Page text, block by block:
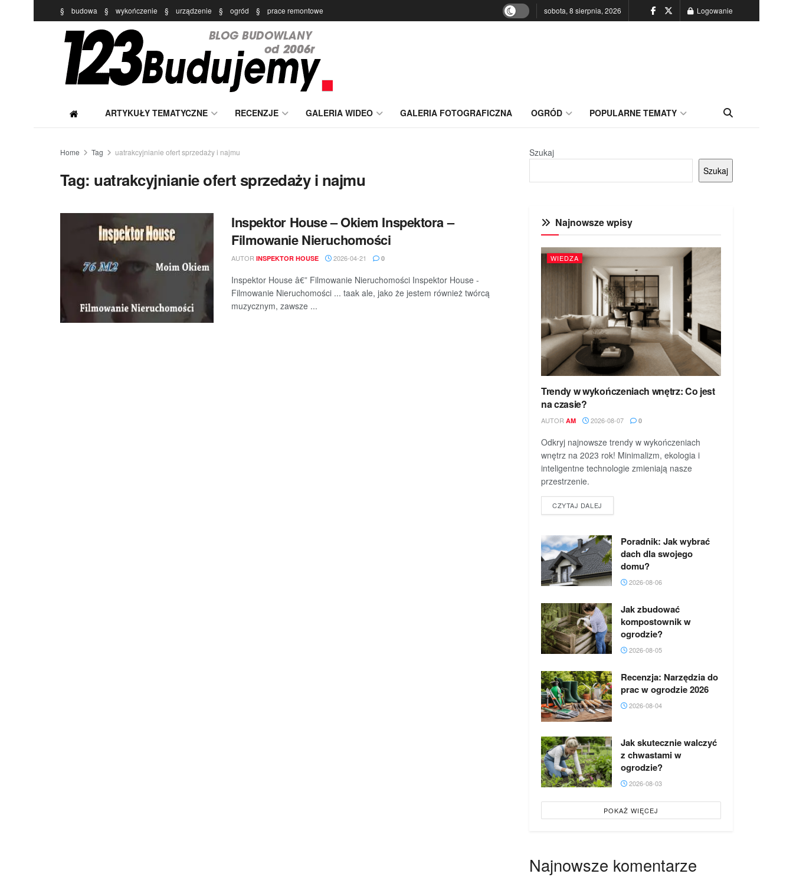
§ budowa § wykończenie § urządzenie § ogród § prace remontowe sobota, 8 sierpnia, 2026 Logowanie
ARTYKUŁY TEMATYCZNE RECENZJE GALERIA WIDEO GALERIA FOTOGRAFICZNA OGRÓD POPULARNE TEMATY
Home Tag uatrakcyjnianie ofert sprzedaży i najmu
Tag: uatrakcyjnianie ofert sprzedaży i najmu
Inspektor House – Okiem Inspektora –
Filmowanie Nieruchomości
AUTOR INSPEKTOR HOUSE 2026-04-21 0
Inspektor House â€” Filmowanie Nieruchomości Inspektor House -
Filmowanie Nieruchomości ... taak ale, jako że jestem również twórcą
muzycznym, zawsze ...
Szukaj
Szukaj
Najnowsze wpisy
WIEDZA
Trendy w wykończeniach wnętrz: Co jest
na czasie?
AUTOR AM 2026-08-07 0
Odkryj najnowsze trendy w wykończeniach
wnętrz na 2023 rok! Minimalizm, ekologia i
inteligentne technologie zmieniają nasze
przestrzenie.
CZYTAJ DALEJ
Poradnik: Jak wybrać
dach dla swojego
domu?
2026-08-06
Jak zbudować
kompostownik w
ogrodzie?
2026-08-05
Recenzja: Narzędzia do
prac w ogrodzie 2026
2026-08-04
Jak skutecznie walczyć
z chwastami w
ogrodzie?
2026-08-03
POKAŻ WIĘCEJ
Najnowsze komentarze